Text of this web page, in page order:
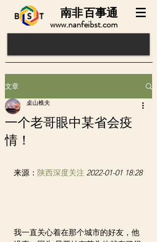
www.nanfeibst.com
百事通
南非
文章
一个老哥眼中某省会疫
情！
桌山樵夫
来源： 陕西深度关注 2022-01-01 18:28
我一直关心着在那个城市的好友，他